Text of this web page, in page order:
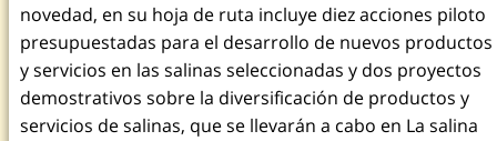
novedad, en su hoja de ruta incluye diez acciones piloto
presupuestadas para el desarrollo de nuevos productos
y servicios en las salinas seleccionadas y dos proyectos
demostrativos sobre la diversificación de productos y
servicios de salinas, que se llevarán a cabo en La salina